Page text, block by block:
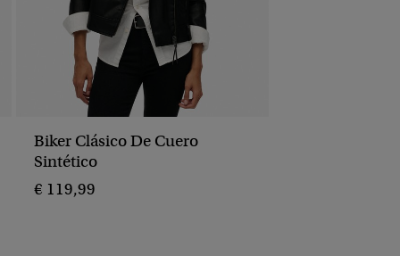
Biker Clásico De Cuero
Sintético
€ 119,99